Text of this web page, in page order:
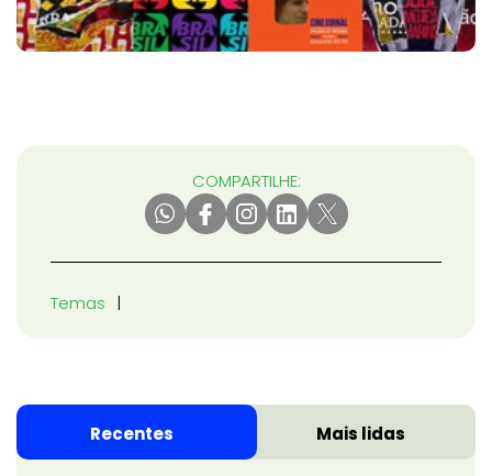
COMPARTILHE:
Temas
Recentes Mais lidas